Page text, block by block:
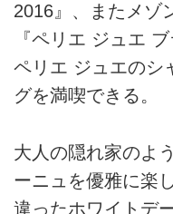
2016』、またメゾ
『ペリエ ジュエ
ペリエ ジュエのシ
グを満喫できる。
大人の隠れ家のよ
ーニュを優雅に楽
違ったホワイトデ